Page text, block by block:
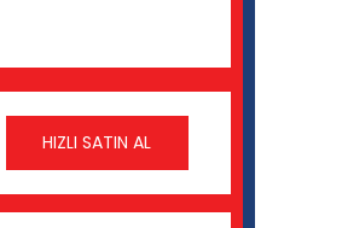
HIZLI SATIN AL